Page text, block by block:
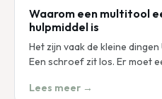
Waarom een multitool
hulpmiddel is
Het zijn vaak de kleine
Een schroef zit los. Er moet
Lees meer →